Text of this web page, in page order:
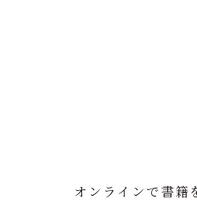
オンラインで書籍